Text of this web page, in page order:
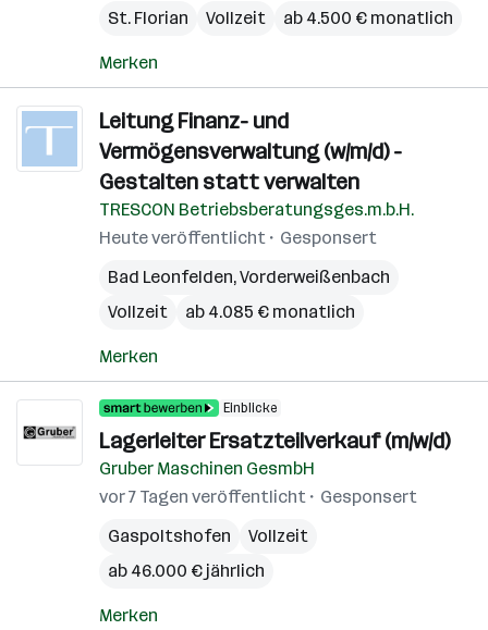
St. Florian
Vollzeit ab 4.500 € monatlich
Merken
Leitung Finanz- und
Vermögensverwaltung (w/m/d) -
Gestalten statt verwalten
TRESCON Betriebsberatungsges.m.b.H.
Heute veröffentlicht
Gesponsert
Bad Leonfelden,Vorderweißenbach
Vollzeit
ab 4.085 € monatlich
Merken
Einblicke
Lagerleiter Ersatzteilverkauf (m/w/d)
Gruber Maschinen GesmbH
vor 7 Tagen veröffentlicht
Gesponsert
Gaspoltshofen
Vollzeit
ab 46.000 € jährlich
Merken